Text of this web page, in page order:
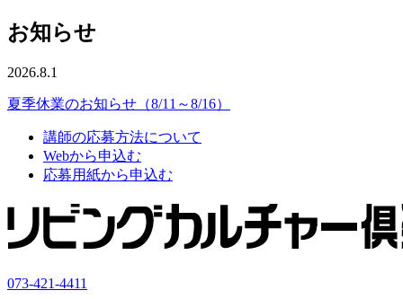
お知らせ
2026.8.1
夏季休業のお知らせ（8/11～8/16）
講師の応募方法について
Webから申込む
応募用紙から申込む
073-421-4411